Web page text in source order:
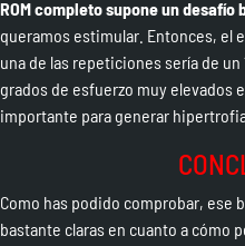
ROM completo supone un desafío
queramos estimular. Entonces, el
una de las repeticiones sería de
grados de esfuerzo muy elevados
importante para generar
Como has podido comprobar, ese
bastante claras en cuanto a cómo